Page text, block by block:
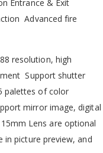
Entrance & Exit
Advanced fire
resolution, high
Support shutter
palettes of color
mirror image, digital
Lens are optional
in picture preview, and